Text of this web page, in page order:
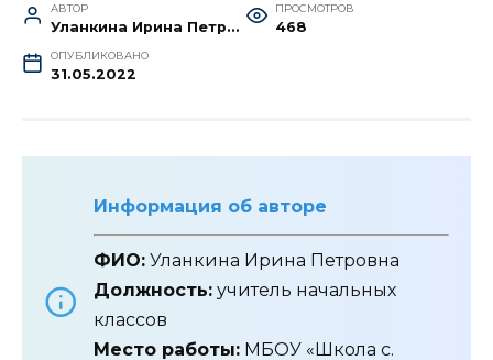
АВТОР
Уланкина Ирина Петровна
ПРОСМОТРОВ
468
ОПУБЛИКОВАНО
31.05.2022
Информация об авторе
ФИО: Уланкина Ирина Петровна
Должность: учитель начальных
классов
Место работы: МБОУ «Школа с.